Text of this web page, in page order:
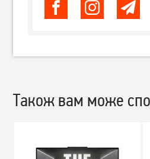
Також вам може